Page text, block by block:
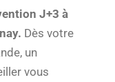
J+3 à
Dès votre
un
vous